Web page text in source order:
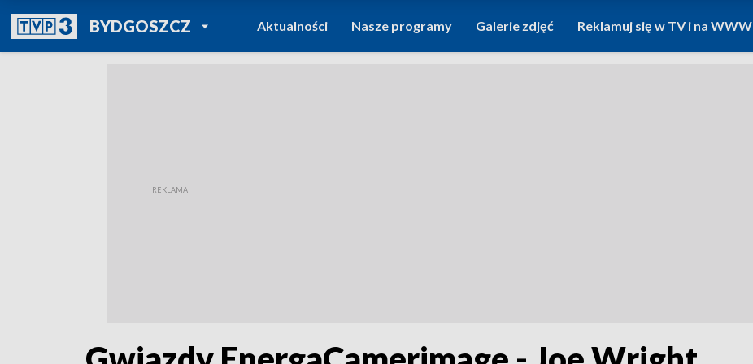
BYDGOSZCZPOWRÓT DO
TVP REGIONY
Aktualności Nasze programy Galerie zdjęć Reklamuj się w TV i na WWW